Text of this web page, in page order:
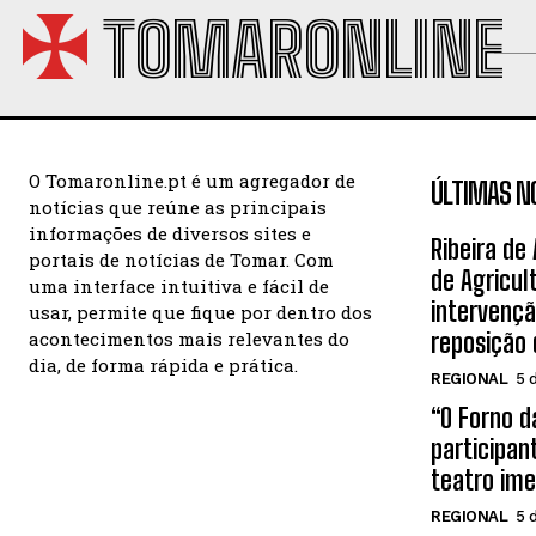
TOMARONLINE
O Tomaronline.pt é um agregador de
notícias que reúne as principais
informações de diversos sites e
portais de notícias de Tomar. Com
uma interface intuitiva e fácil de
usar, permite que fique por dentro dos
acontecimentos mais relevantes do
dia, de forma rápida e prática.
ÚLTIMAS
Ribeira
de
reposição
REGIONAL 5
“O Forno
teatro
REGIONAL 5